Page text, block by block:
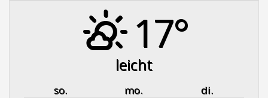
17°
leicht
so. mo.
di.